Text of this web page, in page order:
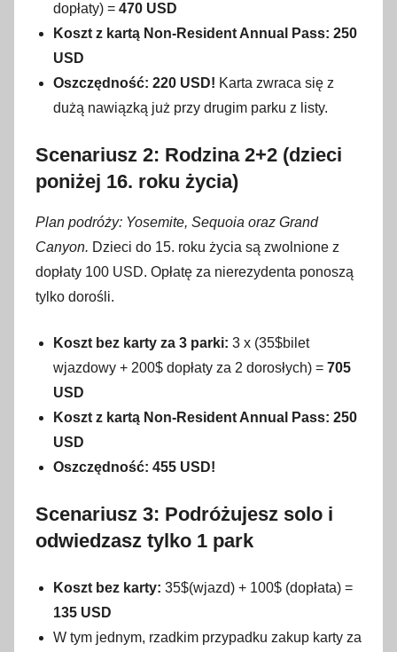
dopłaty) = 470 USD
Koszt z kartą Non-Resident Annual Pass: 250
USD
Oszczędność: 220 USD! Karta zwraca się z
dużą nawiązką już przy drugim parku z listy.
Scenariusz 2: Rodzina 2+2 (dzieci
poniżej 16. roku życia)
Plan podróży: Yosemite, Sequoia oraz Grand
Canyon. Dzieci do 15. roku życia są zwolnione z
dopłaty 100 USD. Opłatę za nierezydenta ponoszą
tylko dorośli.
Koszt bez karty za 3 parki: 3 x (35$bilet
wjazdowy + 200$ dopłaty za 2 dorosłych) = 705
USD
Koszt z kartą Non-Resident Annual Pass: 250
USD
Oszczędność: 455 USD!
Scenariusz 3: Podróżujesz solo i
odwiedzasz tylko 1 park
Koszt bez karty: 35$(wjazd) + 100$ (dopłata) =
135 USD
W tym jednym, rzadkim przypadku zakup karty za